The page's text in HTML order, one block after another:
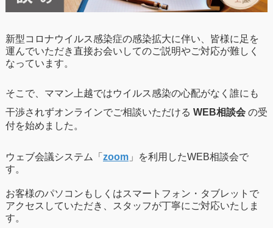
新型コロナウイルス感染症の感染拡大に伴い、皆様に足を
運んでいただき直接お会いしてのご説明やご対応が難しく
なっています。
そこで、ママン上越ではウイルス感染の心配がなく誰にも
干渉されずオンラインでご相談いただける WEB相談会 の受
付を始めました。
ウェブ会議システム「 zoom」を利用したWEB相談会で
す。
お客様のパソコンもしくはスマートフォン・タブレットで
アクセスしていただき、スタッフが丁寧にご対応いたしま
す。